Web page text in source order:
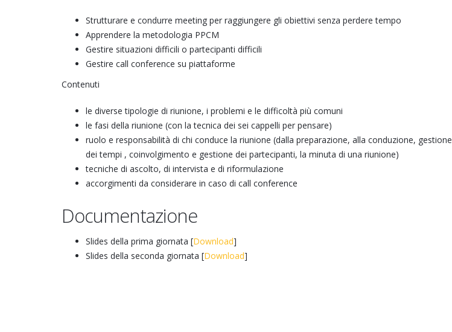
Strutturare e condurre meeting per raggiungere gli obiettivi senza perdere tempo
Apprendere la metodologia PPCM
Gestire situazioni difficili o partecipanti difficili
Gestire call conference su piattaforme
Contenuti
le diverse tipologie di riunione, i problemi e le difficoltà più comuni
le fasi della riunione (con la tecnica dei sei cappelli per pensare)
ruolo e responsabilità di chi conduce la riunione (dalla preparazione, alla conduzione, gestione
dei tempi , coinvolgimento e gestione dei partecipanti, la minuta di una riunione)
tecniche di ascolto, di intervista e di riformulazione
accorgimenti da considerare in caso di call conference
Documentazione
Slides della prima giornata [Download]
Slides della seconda giornata [Download]